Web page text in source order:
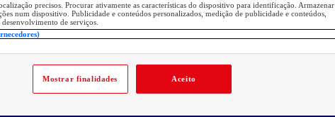
precisos. Procurar ativamente as características do dispositivo para identificação. Armazenar
num dispositivo. Publicidade e conteúdos personalizados, medição de publicidade e conteúdos,
de serviços.
Mostrar finalidades Aceito